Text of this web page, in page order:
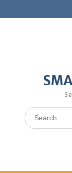
to
Search
for: